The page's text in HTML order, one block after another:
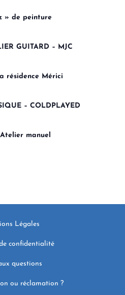
» de peinture
GUITARD – MJC
résidence Mérici
– COLDPLAYED
manuel
Légales
confidentialité
questions
ou réclamation ?